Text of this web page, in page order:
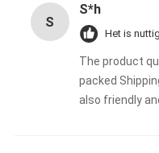
S
S*h
Het is
The product
packed
also friendly